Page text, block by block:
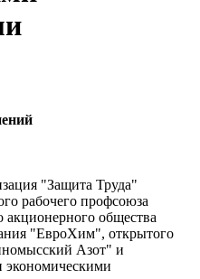
"Защита Труда"
рабочего профсоюза
общества
"ЕвроХим", открытого
Азот" и
экономическими